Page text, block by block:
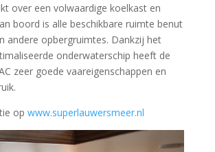
over een volwaardige koelkast en
boord is alle beschikbare ruimte benut
andere opbergruimtes. Dankzij het
onderwaterschip heeft de
zeer goede vaareigenschappen en
op www.superlauwersmeer.nl